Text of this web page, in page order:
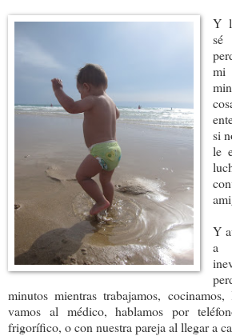
Y
mi
si
le
Y
a
minutos mientras trabajamos, cocinamos,
vamos al médico, hablamos por
frigorífico, o con nuestra pareja al llegar a